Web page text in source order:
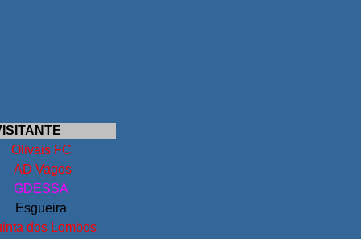
Olivais FC
AD Vagos
GDESSA
Esgueira
dos Lombos